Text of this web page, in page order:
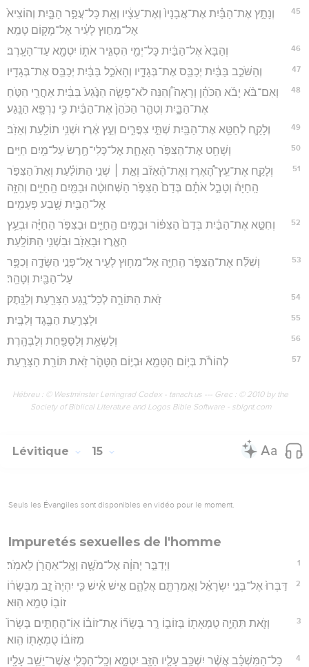
45
וְנָתַ֣ץ אֶת־הַבַּ֗יִת אֶת־אֲבָנָיו֙ וְאֶת־עֵצָ֔יו וְאֵ֖ת כָּל־עֲפַ֣ר הַבָּ֑יִת וְהוֹצִיא֙
אֶל־מִח֣וּץ לָעִ֔יר אֶל־מָק֖וֹם טָמֵֽא׃
46 וְהַבָּא֙ אֶל־הַבַּ֔יִת כָּל־יְמֵ֖י הִסְגִּ֣יר אֹת֑וֹ יִטְמָ֖א עַד־הָעָֽרֶב׃
47 וְהַשֹּׁכֵ֣ב בַּבַּ֔יִת יְכַבֵּ֖ס אֶת־בְּגָדָ֑יו וְהָאֹכֵ֣ל בַּבַּ֔יִת יְכַבֵּ֖ס אֶת־בְּגָדָֽיו׃
48
וְאִם־בֹּ֨א יָבֹ֜א הַכֹּהֵ֗ן וְרָאָה֙ וְ֠הִנֵּה לֹא־פָשָׂ֤ה הַנֶּ֙גַע֙ בַּבַּ֔יִת אַחֲרֵ֖י הִטֹּ֣חַ
אֶת־הַבָּ֑יִת וְטִהַ֤ר הַכֹּהֵן֙ אֶת־הַבַּ֔יִת כִּ֥י נִרְפָּ֖א הַנָּֽגַע׃
49 וְלָקַ֛ח לְחַטֵּ֥א אֶת־הַבַּ֖יִת שְׁתֵּ֣י צִפֳּרִ֑ים וְעֵ֣ץ אֶ֔רֶז וּשְׁנִ֥י תוֹלַ֖עַת וְאֵזֹֽב׃
50 וְשָׁחַ֖ט אֶת־הַצִּפֹּ֣ר הָאֶחָ֑ת אֶל־כְּלִי־חֶ֖רֶשׂ עַל־מַ֥יִם חַיִּֽים׃
51
וְלָקַ֣ח אֶת־עֵֽץ־הָ֠אֶרֶז וְאֶת־הָ֨אֵזֹ֜ב וְאֵ֣ת ׀ שְׁנִ֣י הַתּוֹלַ֗עַת וְאֵת֮ הַצִּפֹּ֣ר
הַֽחַיָּה֒ וְטָבַ֣ל אֹתָ֗ם בְּדַם֙ הַצִּפֹּ֣ר הַשְּׁחוּטָ֔ה וּבַמַּ֖יִם הַֽחַיִּ֑ים וְהִזָּ֥ה
אֶל־הַבַּ֖יִת שֶׁ֥בַע פְּעָמִֽים׃
52
וְחִטֵּ֣א אֶת־הַבַּ֔יִת בְּדַם֙ הַצִּפּ֔וֹר וּבַמַּ֖יִם הַֽחַיִּ֑ים וּבַצִּפֹּ֣ר הַחַיָּ֗ה וּבְעֵ֥ץ
הָאֶ֛רֶז וּבָאֵזֹ֖ב וּבִשְׁנִ֥י הַתּוֹלָֽעַת׃
53
וְשִׁלַּ֞ח אֶת־הַצִּפֹּ֧ר הַֽחַיָּ֛ה אֶל־מִח֥וּץ לָעִ֖יר אֶל־פְּנֵ֣י הַשָּׂדֶ֑ה וְכִפֶּ֥ר
עַל־הַבַּ֖יִת וְטָהֵֽר׃
54 זֹ֖את הַתּוֹרָ֑ה לְכָל־נֶ֥גַע הַצָּרַ֖עַת וְלַנָּֽתֶק׃
55 וּלְצָרַ֥עַת הַבֶּ֖גֶד וְלַבָּֽיִת׃
56 וְלַשְׂאֵ֥ת וְלַסַּפַּ֖חַת וְלַבֶּהָֽרֶת׃
57 לְהוֹרֹ֕ת בְּי֥וֹם הַטָּמֵ֖א וּבְי֣וֹם הַטָּהֹ֑ר זֹ֥את תּוֹרַ֖ת הַצָּרָֽעַת׃
Hébreu : © Westminster Leningrad Codex - tanach.us --- Grec : © 2010 by the
Society of Biblical Literature and Logos Bible Software - sblgnt.com
Lévitique 15
Seuls les Évangiles sont disponibles en vidéo pour le moment.
Impuretés sexuelles de l'homme
1 וַיְדַבֵּ֣ר יְהוָ֔ה אֶל־מֹשֶׁ֥ה וְאֶֽל־אַהֲרֹ֖ן לֵאמֹֽר׃
2
דַּבְּרוּ֙ אֶל־בְּנֵ֣י יִשְׂרָאֵ֔ל וַאֲמַרְתֶּ֖ם אֲלֵהֶ֑ם אִ֣ישׁ אִ֗ישׁ כִּ֤י יִהְיֶה֙ זָ֣ב מִבְּשָׂר֔וֹ
זוֹב֖וֹ טָמֵ֥א הֽוּא׃
3
וְזֹ֛את תִּהְיֶ֥ה טֻמְאָת֖וֹ בְּזוֹב֑וֹ רָ֣ר בְּשָׂר֞וֹ אֶת־זוֹב֗וֹ אֽוֹ־הֶחְתִּ֤ים בְּשָׂרוֹ֙
מִזּוֹב֔וֹ טֻמְאָת֖וֹ הִֽוא׃
4
כָּל־הַמִּשְׁכָּ֗ב אֲשֶׁ֨ר יִשְׁכַּ֥ב עָלָ֛יו הַזָּ֖ב יִטְמָ֑א וְכָֽל־הַכְּלִ֛י אֲשֶׁר־יֵשֵׁ֥ב עָלָ֖יו